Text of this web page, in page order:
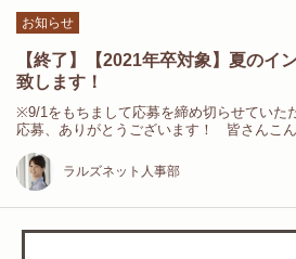
お知らせ
【終了】【2021年卒対象】夏のイ
致します！
※9/1をもちまして応募を締め切らせていた
応募、ありがとうございます！ 皆さんこ
ラルズネット人事部